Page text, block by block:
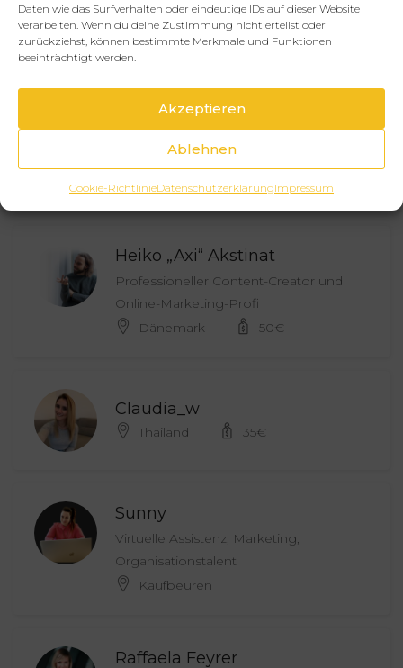
Daten wie das Surfverhalten oder eindeutige IDs auf dieser Website
verarbeiten. Wenn du deine Zustimmung nicht erteilst oder
zurückziehst, können bestimmte Merkmale und Funktionen
beeinträchtigt werden.
Akzeptieren
Ablehnen
Cookie-RichtlinieDatenschutzerklärungImpressum
Yvonne Rudloff
Executive Assistant
Claudia Gabel
Expertin für Automationen
Bad Kissingen/remote
Heiko „Axi“ Akstinat
Professioneller Content-Creator und
Online-Marketing-Profi
Dänemark
50€
Claudia_w
Thailand 35€
Sunny
Virtuelle Assistenz, Marketing,
Organisationstalent
Kaufbeuren
Raffaela Feyrer